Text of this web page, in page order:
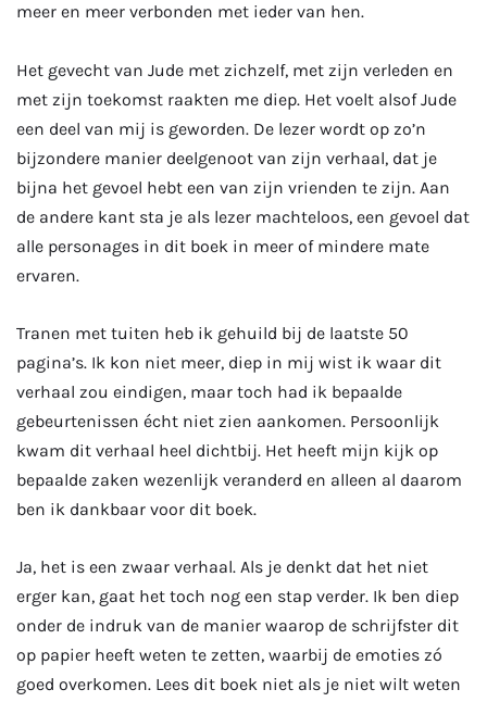
meer en meer verbonden met ieder van hen.
Het gevecht van Jude met zichzelf, met zijn verleden en
met zijn toekomst raakten me diep. Het voelt alsof Jude
een deel van mij is geworden. De lezer wordt op zo’n
bijzondere manier deelgenoot van zijn verhaal, dat je
bijna het gevoel hebt een van zijn vrienden te zijn. Aan
de andere kant sta je als lezer machteloos, een gevoel dat
alle personages in dit boek in meer of mindere mate
ervaren.
Tranen met tuiten heb ik gehuild bij de laatste 50
pagina’s. Ik kon niet meer, diep in mij wist ik waar dit
verhaal zou eindigen, maar toch had ik bepaalde
gebeurtenissen écht niet zien aankomen. Persoonlijk
kwam dit verhaal heel dichtbij. Het heeft mijn kijk op
bepaalde zaken wezenlijk veranderd en alleen al daarom
ben ik dankbaar voor dit boek.
Ja, het is een zwaar verhaal. Als je denkt dat het niet
erger kan, gaat het toch nog een stap verder. Ik ben diep
onder de indruk van de manier waarop de schrijfster dit
op papier heeft weten te zetten, waarbij de emoties zó
goed overkomen. Lees dit boek niet als je niet wilt weten